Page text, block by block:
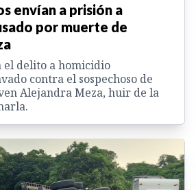
envían a prisión a
por muerte de
el delito a homicidio
contra el sospechoso de
Alejandra Meza, huir de la